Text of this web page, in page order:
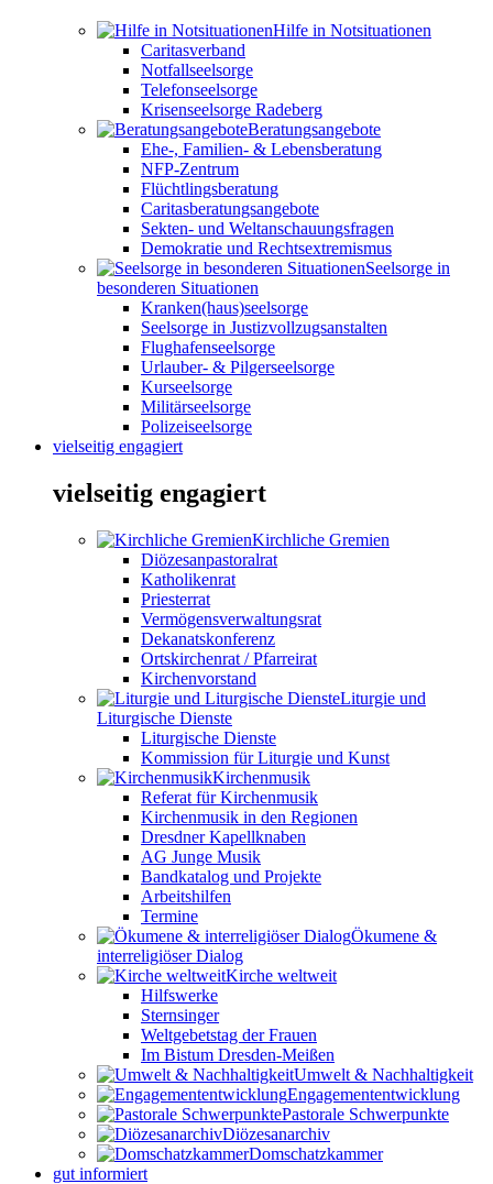
Hilfe in Notsituationen
Caritasverband
Notfallseelsorge
Telefonseelsorge
Krisenseelsorge Radeberg
Beratungsangebote
Ehe-, Familien- & Lebensberatung
NFP-Zentrum
Flüchtlingsberatung
Caritasberatungsangebote
Sekten- und Weltanschauungsfragen
Demokratie und Rechtsextremismus
Seelsorge in
besonderen Situationen
Kranken(haus)seelsorge
Seelsorge in Justizvollzugsanstalten
Flughafenseelsorge
Urlauber- & Pilgerseelsorge
Kurseelsorge
Militärseelsorge
Polizeiseelsorge
vielseitig engagiert
vielseitig engagiert
Kirchliche Gremien
Diözesanpastoralrat
Katholikenrat
Priesterrat
Vermögensverwaltungsrat
Dekanatskonferenz
Ortskirchenrat / Pfarreirat
Kirchenvorstand
Liturgie und
Liturgische Dienste
Liturgische Dienste
Kommission für Liturgie und Kunst
Kirchenmusik
Referat für Kirchenmusik
Kirchenmusik in den Regionen
Dresdner Kapellknaben
AG Junge Musik
Bandkatalog und Projekte
Arbeitshilfen
Termine
Ökumene &
interreligiöser Dialog
Kirche weltweit
Hilfswerke
Sternsinger
Weltgebetstag der Frauen
Im Bistum Dresden-Meißen
Umwelt & Nachhaltigkeit
Engagemententwicklung
Pastorale Schwerpunkte
Diözesanarchiv
Domschatzkammer
gut informiert